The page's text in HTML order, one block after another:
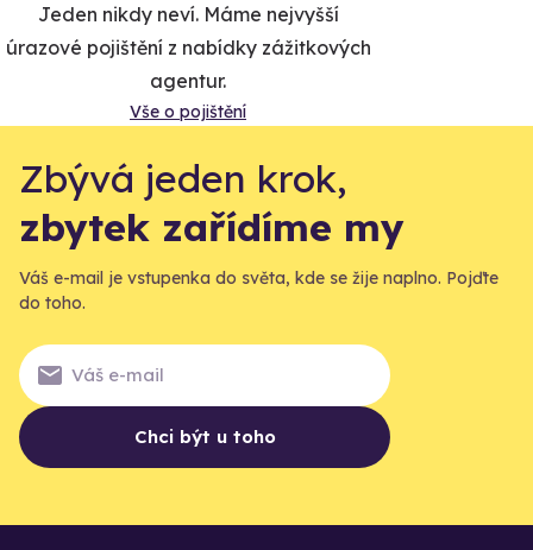
Jeden nikdy neví. Máme nejvyšší
úrazové pojištění z nabídky zážitkových
agentur.
Vše o pojištění
Zbývá jeden krok,
zbytek zařídíme my
Váš e-mail je vstupenka do světa, kde se žije naplno. Pojďte
do toho.
Chci být u toho